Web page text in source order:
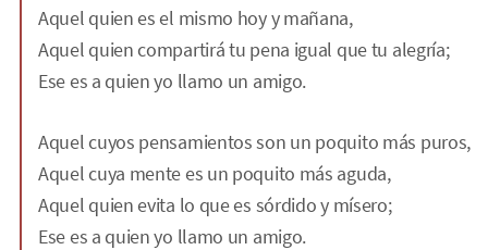
Aquel quien es el mismo hoy y mañana,
Aquel quien compartirá tu pena igual que tu alegría;
Ese es a quien yo llamo un amigo.
Aquel cuyos pensamientos son un poquito más puros,
Aquel cuya mente es un poquito más aguda,
Aquel quien evita lo que es sórdido y mísero;
Ese es a quien yo llamo un amigo.